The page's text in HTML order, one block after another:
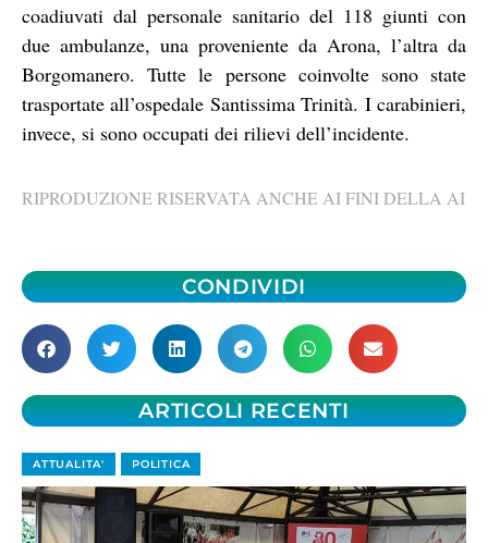
coadiuvati dal personale sanitario del 118 giunti con
due ambulanze, una proveniente da Arona, l’altra da
Borgomanero. Tutte le persone coinvolte sono state
trasportate all’ospedale Santissima Trinità. I carabinieri,
invece, si sono occupati dei rilievi dell’incidente.
RIPRODUZIONE RISERVATA ANCHE AI FINI DELLA AI
CONDIVIDI
ARTICOLI RECENTI
ATTUALITA' POLITICA